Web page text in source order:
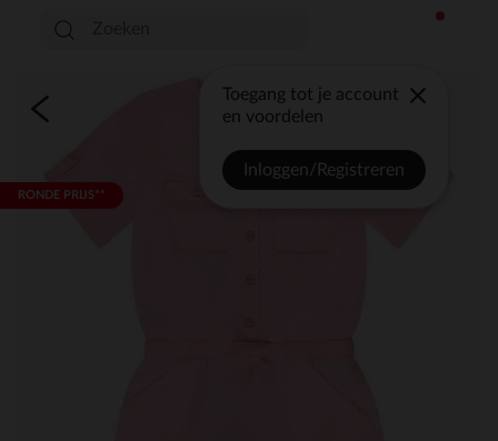
Toegang tot je account
en voordelen
Inloggen/Registreren
RONDE PRIJS**